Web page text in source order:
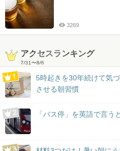
3269
アクセスランキング
7/31〜8/6
5時起きを30年続けて気
させる朝習慣
「バス停」を英語で言う